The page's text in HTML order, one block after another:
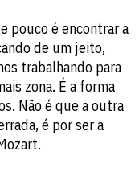
pouco é encontrar a
de um jeito,
trabalhando para
zona. É a forma
Não é que a outra
é por ser a